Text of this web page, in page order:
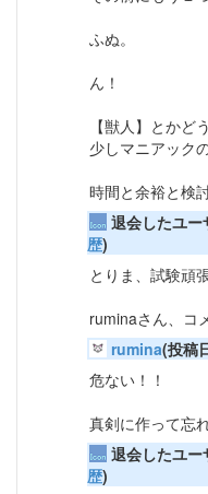
ふぬ。
ん！
【獣人】とかど
少しマニアック
時間と余裕と検
退会したユ
歴)
とりま、試験頑
ruminaさん、コ
rumina(投稿
危ない！！
真剣に作って忘
退会したユ
歴)